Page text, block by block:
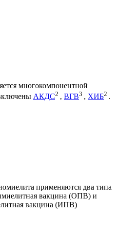
многокомпонентной
АКДС2 , ВГВ3 , ХИБ2 .
применяются два типа
вакцина (ОПВ) и
вакцина (ИПВ)